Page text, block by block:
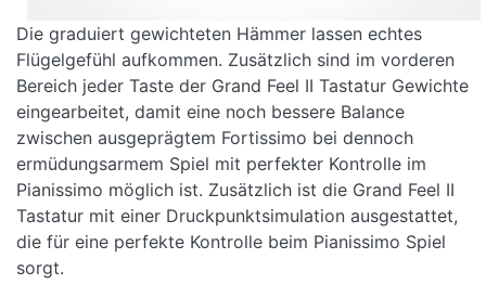
Die graduiert gewichteten Hämmer lassen echtes
Flügelgefühl aufkommen. Zusätzlich sind im vorderen
Bereich jeder Taste der Grand Feel II Tastatur Gewichte
eingearbeitet, damit eine noch bessere Balance
zwischen ausgeprägtem Fortissimo bei dennoch
ermüdungsarmem Spiel mit perfekter Kontrolle im
Pianissimo möglich ist. Zusätzlich ist die Grand Feel II
Tastatur mit einer Druckpunktsimulation ausgestattet,
die für eine perfekte Kontrolle beim Pianissimo Spiel
sorgt.